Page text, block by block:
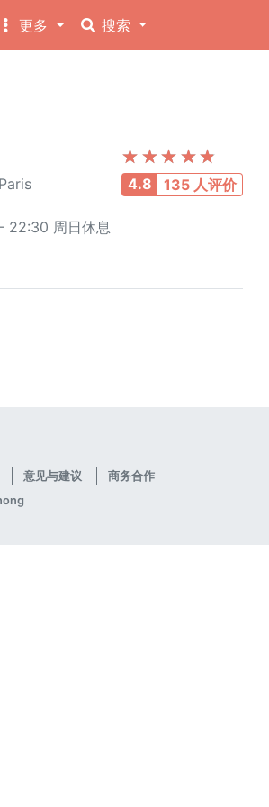
更多 搜索
4.8 135 人评价
22:30 周日休息
意见与建议
商务合作